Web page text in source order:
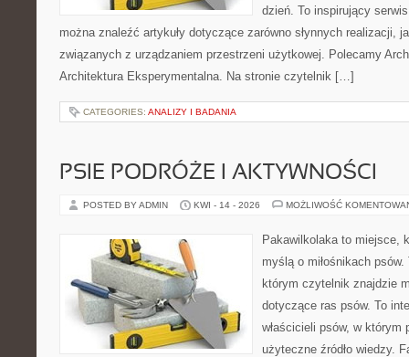
dzień. To inspirujący
można znaleźć artykuły dotyczące zarówno słynnych realizacji,
związanych z urządzaniem przestrzeni użytkowej. Polecamy
Architektura Eksperymentalna. Na stronie czytelnik […]
CATEGORIES: ANALIZY I BADANIA
PSIE PODRÓŻE I AKTYWNOŚCI
POSTED BY ADMIN KWI - 14 - 2026 MOŻLIWOŚĆ
Pakawilkolaka to miejsce,
myślą o miłośnikach
którym czytelnik znajdzie
dotyczące ras psów. To
właścicieli psów, w którym
użyteczne źródło wiedzy.